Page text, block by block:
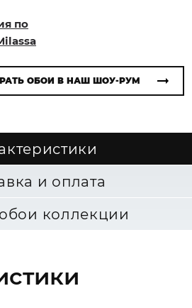
по
ОБОИ В НАШ ШОУ-РУМ
и оплата
коллекции